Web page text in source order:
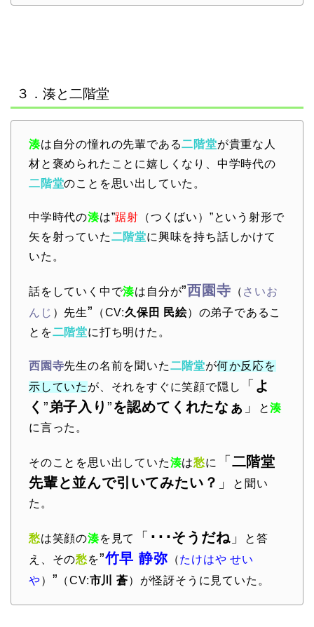
３．湊と二階堂
湊は自分の憧れの先輩である二階堂が貴重な人
材と褒められたことに嬉しくなり、中学時代の
二階堂のことを思い出していた。
中学時代の湊は”踞射 （つくばい）”という射形で
矢を射っていた二階堂に興味を持ち話しかけて
いた。
話をしていく中で湊は自分が”西園寺 （ さいお
んじ ）先生” （CV:久保田 民絵）の弟子であるこ
とを二階堂に打ち明けた。
西園寺先生の名前を聞いた二階堂が何か反応を
示していた が、それをすぐに笑顔で隠し 「 よ
く ”弟子入り ”を認めてくれたなぁ 」 と湊
に言った。
そのことを思い出していた湊は愁に 「 二階堂
先輩と並んで引いてみたい？ 」
と聞い
た。
愁は笑顔の湊を見て 「 ･･･そうだね 」
と答
え、その愁を”竹早 静弥 （たけはや せい
や） ” （CV:市川 蒼）が怪訝そうに見ていた。